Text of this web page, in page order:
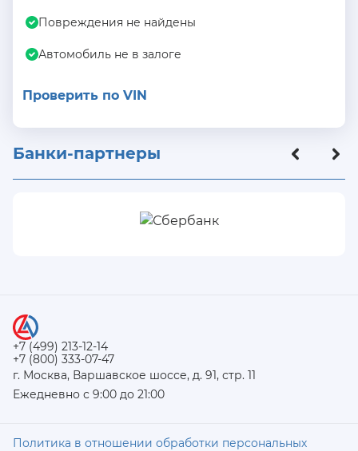
Повреждения не найдены
Автомобиль не в залоге
Проверить по VIN
Банки-партнеры
+7 (499) 213-12-14
+7 (800) 333-07-47
г. Москва, Варшавское шоссе, д. 91, стр. 11
Ежедневно с 9:00 до 21:00
Политика в отношении обработки персональных